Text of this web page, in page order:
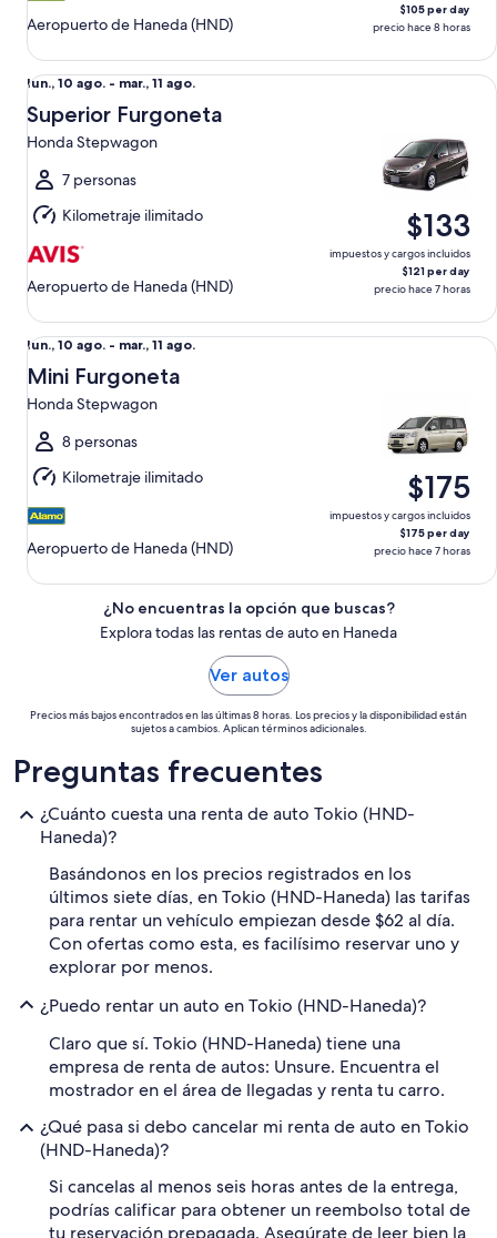
Aeropuerto de Haneda (HND)
$105 per day
precio hace 8 horas
Del
lun.,
10
ago.
al
mar.,
11
ago.
lun., 10 ago. - mar., 11 ago.
Superior Furgoneta
Honda Stepwagon
7 personas
Kilometraje ilimitado
Aeropuerto de Haneda (HND)
$133
impuestos y cargos incluidos
$121 per day
precio hace 7 horas
Superior Furgoneta Honda Stepwagon
Del
lun.,
10
ago.
al
mar.,
11
ago.
lun., 10 ago. - mar., 11 ago.
Mini Furgoneta
Honda Stepwagon
8 personas
Kilometraje ilimitado
Aeropuerto de Haneda (HND)
$175
impuestos y cargos incluidos
$175 per day
precio hace 7 horas
Mini Furgoneta Honda Stepwagon
¿No encuentras la opción que buscas?
Explora todas las rentas de auto en Haneda
Ver autos
Precios más bajos encontrados en las últimas 8 horas. Los precios y la disponibilidad están
sujetos a cambios. Aplican términos adicionales.
Preguntas frecuentes
¿Cuánto cuesta una renta de auto Tokio (HND-
Haneda)?
Basándonos en los precios registrados en los
últimos siete días, en Tokio (HND-Haneda) las tarifas
para rentar un vehículo empiezan desde $62 al día.
Con ofertas como esta, es facilísimo reservar uno y
explorar por menos.
¿Puedo rentar un auto en Tokio (HND-Haneda)?
Claro que sí. Tokio (HND-Haneda) tiene una
empresa de renta de autos: Unsure. Encuentra el
mostrador en el área de llegadas y renta tu carro.
¿Qué pasa si debo cancelar mi renta de auto en Tokio
(HND-Haneda)?
Si cancelas al menos seis horas antes de la entrega,
podrías calificar para obtener un reembolso total de
tu reservación prepagada. Asegúrate de leer bien la